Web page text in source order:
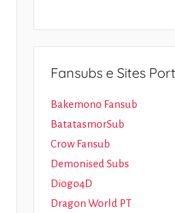
Fansubs e Sites
Bakemono Fansub
BatatasmorSub
Crow Fansub
Demonised Subs
Diogo4D
Dragon World PT